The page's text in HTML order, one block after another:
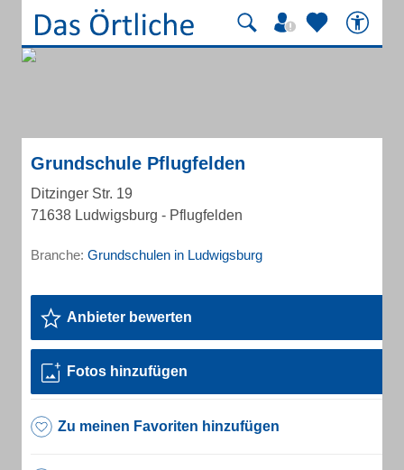
Grundschule Pflugfelden
Ditzinger Str. 19
71638 Ludwigsburg - Pflugfelden
Branche: Grundschulen in Ludwigsburg
Anbieter bewerten
Fotos hinzufügen
Zu meinen Favoriten hinzufügen